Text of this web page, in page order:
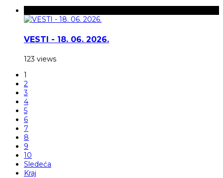
VESTI - 18. 06. 2026.
123 views
1
2
3
4
5
6
7
8
9
10
Sledeća
Kraj